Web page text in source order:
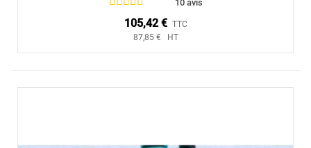
10 avis
105,42 € TTC
87,85 € HT